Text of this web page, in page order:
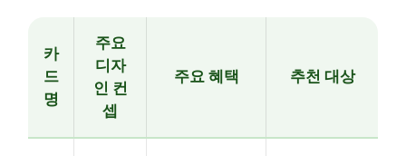
카
드
명
주요
디자
인 컨
셉
주요 혜택 추천 대상